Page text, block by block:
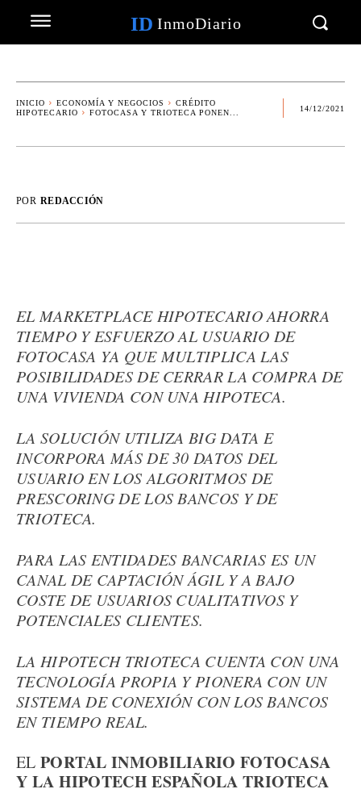
ID InmoDiario
INICIO ECONOMÍA Y NEGOCIOS
CRÉDITO
HIPOTECARIO
FOTOCASA Y TRIOTECA PONEN...
14/12/2021
POR REDACCIÓN
EL MARKETPLACE HIPOTECARIO AHORRA
TIEMPO Y ESFUERZO AL USUARIO DE
FOTOCASA YA QUE MULTIPLICA LAS
POSIBILIDADES DE CERRAR LA COMPRA DE
UNA VIVIENDA CON UNA HIPOTECA.
LA SOLUCIÓN UTILIZA BIG DATA E
INCORPORA MÁS DE 30 DATOS DEL
USUARIO EN LOS ALGORITMOS DE
PRESCORING DE LOS BANCOS Y DE
TRIOTECA.
PARA LAS ENTIDADES BANCARIAS ES UN
CANAL DE CAPTACIÓN ÁGIL Y A BAJO
COSTE DE USUARIOS CUALITATIVOS Y
POTENCIALES CLIENTES.
LA HIPOTECH TRIOTECA CUENTA CON UNA
TECNOLOGÍA PROPIA Y PIONERA CON UN
SISTEMA DE CONEXIÓN CON LOS BANCOS
EN TIEMPO REAL.
EL PORTAL INMOBILIARIO FOTOCASA
Y LA HIPOTECH ESPAÑOLA TRIOTECA